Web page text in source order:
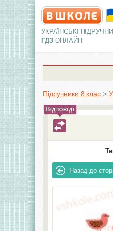
УКРАЇНСЬКІ
ГДЗ ОНЛАЙН
Підручники 8 клас >
Назад до